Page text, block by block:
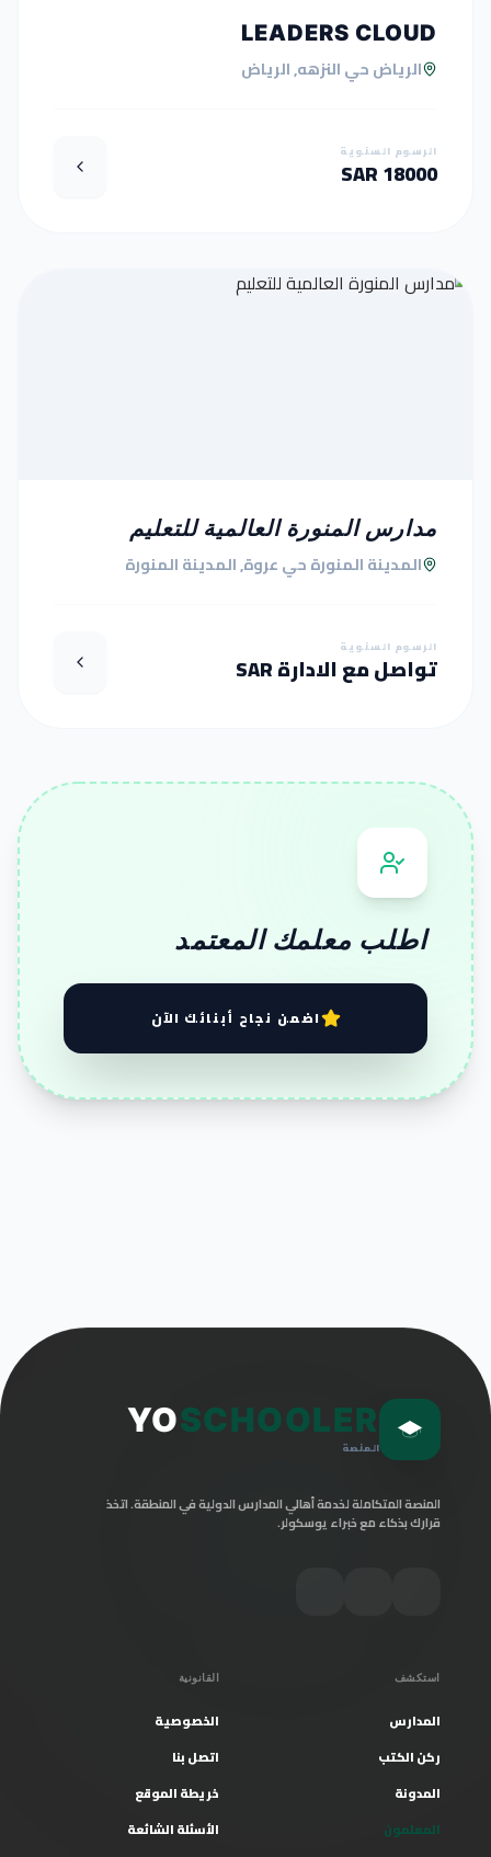
LEADERS CLOUD
الرياض حي النزهه, الرياض
الرسوم السنوية
18000 SAR
مدارس المنورة العالمية للتعليم
المدينة المنورة حي عروة, المدينة المنورة
الرسوم السنوية
تواصل مع الادارة SAR
اطلب معلمك المعتمد
اضمن نجاح أبنائك الآن
YOSCHOOLER
المنصة
المنصة المتكاملة لخدمة أهالي المدارس الدولية في المنطقة. اتخذ
قرارك بذكاء مع خبراء يوسكولر.
استكشف
المدارس
ركن الكتب
المدونة
المعلمون
القانونية
الخصوصية
اتصل بنا
خريطة الموقع
الأسئلة الشائعة